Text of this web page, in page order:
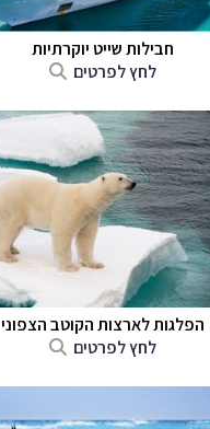
חבילות שייט יוקרתיות
לחץ לפרטים
הפלגות לארצות הקוטב הצפוני
לחץ לפרטים